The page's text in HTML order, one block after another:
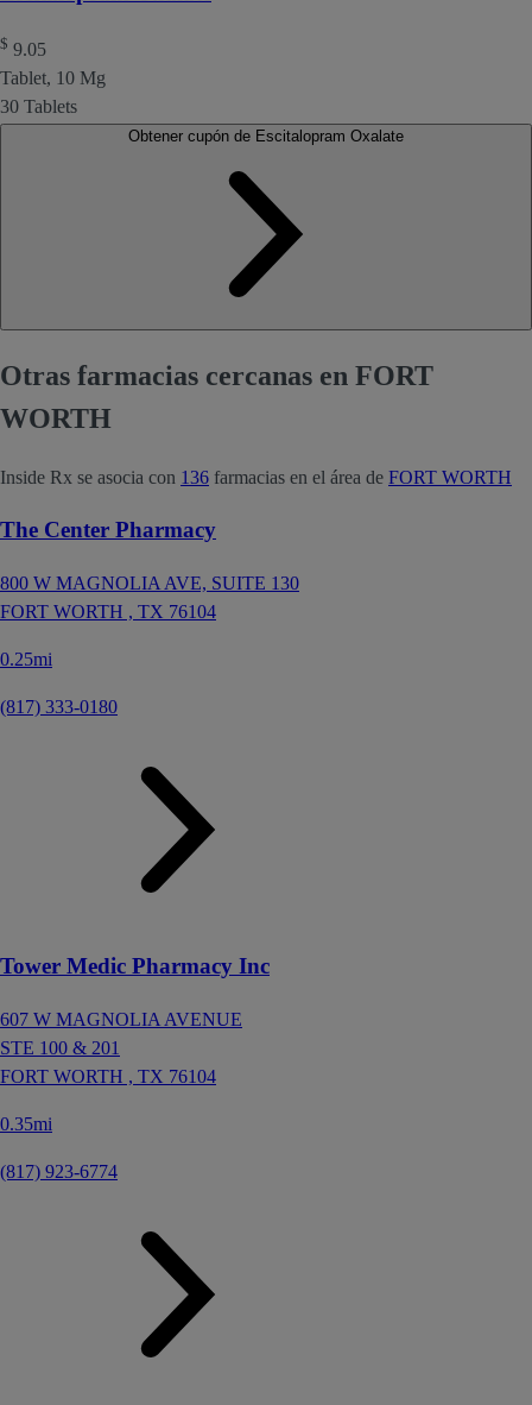
$ 9.05
Tablet, 10 Mg
30 Tablets
Otras farmacias cercanas en FORT
WORTH
Inside Rx se asocia con 136 farmacias en el área de FORT WORTH
The Center Pharmacy
800 W MAGNOLIA AVE, SUITE 130
FORT WORTH , TX 76104
0.25mi
(817) 333-0180
Tower Medic Pharmacy Inc
607 W MAGNOLIA AVENUE
STE 100 & 201
FORT WORTH , TX 76104
0.35mi
(817) 923-6774